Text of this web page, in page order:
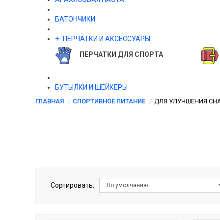
БАТОНЧИКИ
+- ПЕРЧАТКИ И АКСЕССУАРЫ
ПЕРЧАТКИ ДЛЯ СПОРТА
БУТЫЛКИ И ШЕЙКЕРЫ
ГЛАВНАЯ СПОРТИВНОЕ ПИТАНИЕ ДЛЯ УЛУЧШЕНИЯ
Сортировать: